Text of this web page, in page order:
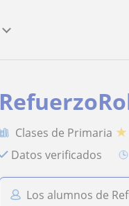
Clases de Primaria ★
Datos verificados
Los alumnos de